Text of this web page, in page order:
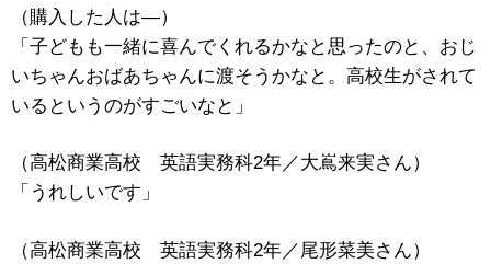
（購入した人は―）
「子どもも一緒に喜んでくれるかなと思ったのと、おじ
いちゃんおばあちゃんに渡そうかなと。高校生がされて
いるというのがすごいなと」
（高松商業高校 英語実務科2年／大嶌来実さん）
「うれしいです」
（高松商業高校 英語実務科2年／尾形菜美さん）